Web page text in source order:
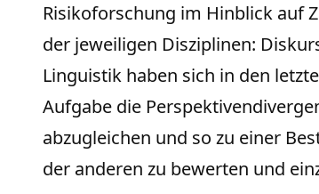
Risikoforschung im Hinblick auf
der jeweiligen Disziplinen:
Linguistik haben sich in den
Aufgabe die
abzugleichen und so zu einer
der anderen zu bewerten und